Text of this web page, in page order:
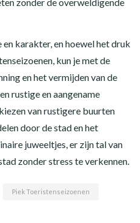
karakter, en hoewel het druk
kun je met de
en het vermijden van de
rustige en aangename
van rustigere buurten
door de stad en het
juweeltjes, er zijn tal van
zonder stress te verkennen.
Piek Toeristenseizoenen